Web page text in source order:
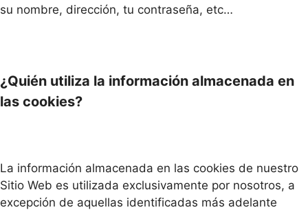
su nombre, dirección, tu contraseña, etc…
¿Quién utiliza la información almacenada en
las cookies?
La información almacenada en las cookies de nuestro
Sitio Web es utilizada exclusivamente por nosotros, a
excepción de aquellas identificadas más adelante